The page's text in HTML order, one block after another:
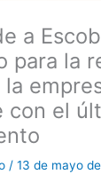
a
para la
la
con el
/13 de mayo